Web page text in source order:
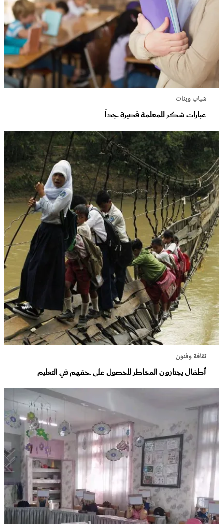
شباب وبنات
عبارات شكر للمعلمة قصيرة جداً
ثقافة وفنون
أطفال يجتازون المخاطر للحصول على حقهم في التعليم